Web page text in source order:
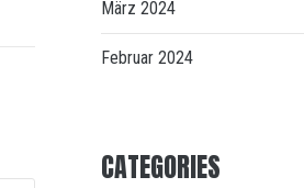
März 2024
Februar 2024
CATEGORIES